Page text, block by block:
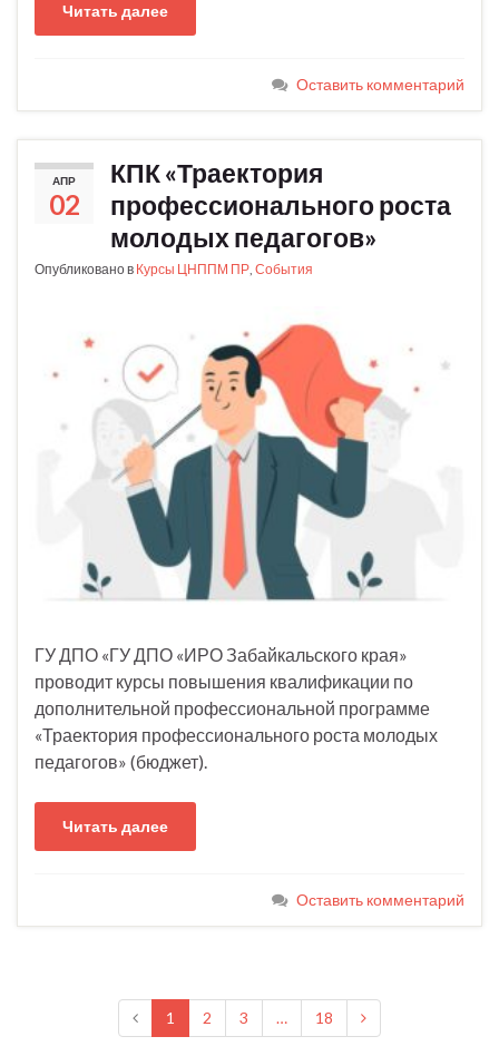
Читать далее
Оставить комментарий
АПР
02
КПК «Траектория
профессионального роста
молодых педагогов»
Опубликовано в Курсы ЦНППМ ПР, События
ГУ ДПО «ГУ ДПО «ИРО Забайкальского края»
проводит курсы повышения квалификации по
дополнительной профессиональной программе
«Траектория профессионального роста молодых
педагогов» (бюджет).
Читать далее
Оставить комментарий
1 2 3 … 18